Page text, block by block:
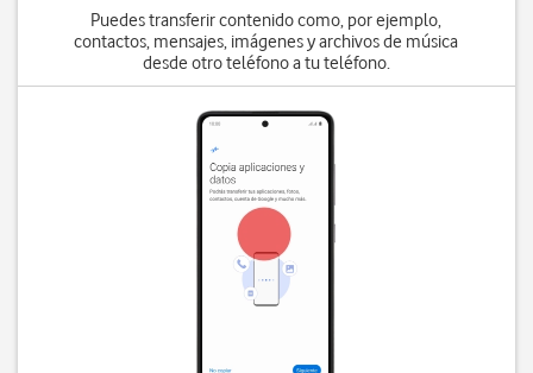
Puedes transferir contenido como, por ejemplo,
contactos, mensajes, imágenes y archivos de música
desde otro teléfono a tu teléfono.